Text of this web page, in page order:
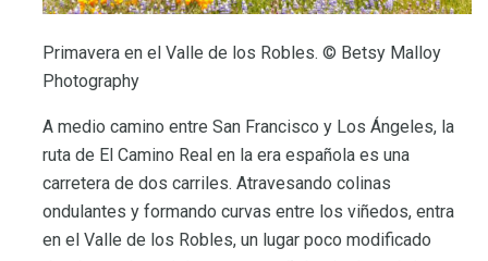
Primavera en el Valle de los Robles. © Betsy Malloy
Photography
A medio camino entre San Francisco y Los Ángeles, la
ruta de El Camino Real en la era española es una
carretera de dos carriles. Atravesando colinas
ondulantes y formando curvas entre los viñedos, entra
en el Valle de los Robles, un lugar poco modificado